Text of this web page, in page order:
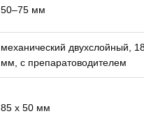
50–75 мм
механический двухслойный,
мм, с препаратоводителем
85 х 50 мм